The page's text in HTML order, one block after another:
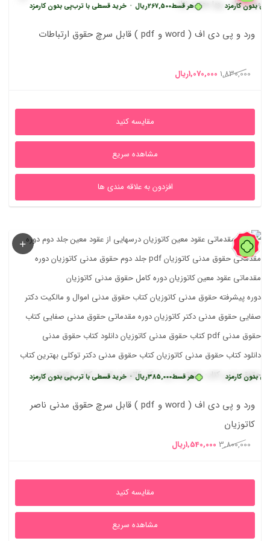
هر قسط267,500ریال • خرید قسطی با ترب‌پی بدون کارمزد کارمزد
ورد و پی دی اف ( word و pdf ) قابل سرچ حقوق ارتباطات
1,830,000 قیمت
1,830,000ریال
1,070,000ریال
1,070,000ریال
مقایسه کنید
مشاهده سریع
افزدون به علاقه مندی ها
59%
هر قسط385,000ریال • خرید قسطی با ترب‌پی بدون کارمزد کارمزد
ورد و پی دی اف ( word و pdf ) قابل سرچ حقوق مدنی ناصر
کاتوزیان
3,800,000 قیمت
3,800,000ریال
1,540,000ریال
1,540,000ریال
مقایسه کنید
مشاهده سریع